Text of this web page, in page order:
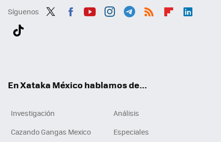
Síguenos
En Xataka México hablamos de...
Investigación
Análisis
Cazando Gangas Mexico
Especiales